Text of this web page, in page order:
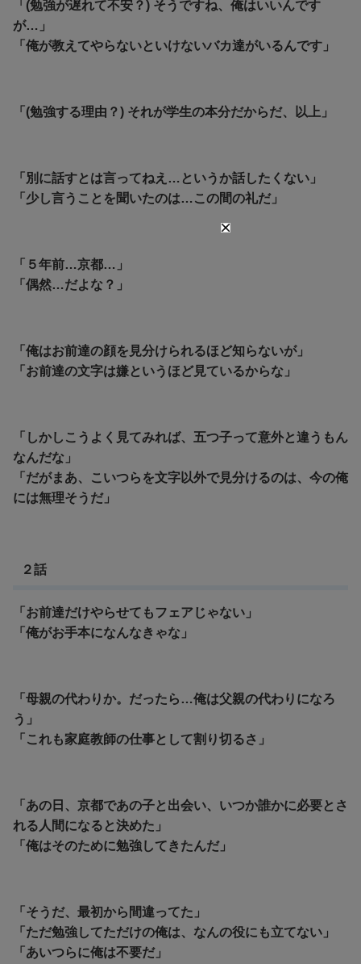
「(勉強が遅れて不安？) そうですね、俺はいいんです
が…」
「俺が教えてやらないといけないバカ達がいるんです」
「(勉強する理由？) それが学生の本分だからだ、以上」
「別に話すとは言ってねえ…というか話したくない」
「少し言うことを聞いたのは…この間の礼だ」
「５年前…京都…」
「偶然…だよな？」
「俺はお前達の顔を見分けられるほど知らないが」
「お前達の文字は嫌というほど見ているからな」
「しかしこうよく見てみれば、五つ子って意外と違うもん
なんだな」
「だがまあ、こいつらを文字以外で見分けるのは、今の俺
には無理そうだ」
２話
「お前達だけやらせてもフェアじゃない」
「俺がお手本になんなきゃな」
「母親の代わりか。だったら…俺は父親の代わりになろ
う」
「これも家庭教師の仕事として割り切るさ」
「あの日、京都であの子と出会い、いつか誰かに必要とさ
れる人間になると決めた」
「俺はそのために勉強してきたんだ」
「そうだ、最初から間違ってた」
「ただ勉強してただけの俺は、なんの役にも立てない」
「あいつらに俺は不要だ」